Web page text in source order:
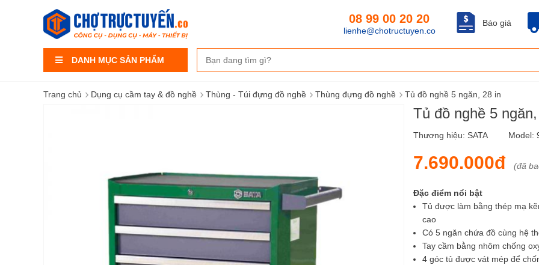
DANH MỤC SẢN PHẨM
Báo giá
08 99 00 20 20
lienhe@chotructuyen.co
Trang chủ › Dụng cụ cầm tay & đồ nghề › Thùng - Túi đựng đồ nghề › Thùng đựng đồ nghề › Tủ đồ nghề 5 ngăn, 28 in
Tủ đồ nghề 5
Thương hiệu: SATA Model:
7.690.000đ (đã
Đặc điểm nổi bật
Tủ được làm bằng thép mạ
cao
Có 5 ngăn chứa đồ cùng hệ
Tay cầm bằng nhôm chống
4 góc tủ được vát mép để